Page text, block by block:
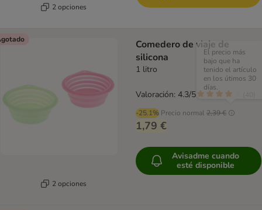
2 opciones
2 opciones
Comedero de viaje de
silicona
1 litro
-25.1% Precio normal 2,39 €
El precio más
bajo que ha
tenido el artículo
en los útimos 30
días.
1,79 €
Valoración: 4.3/5
Avisadme cuando
esté disponible